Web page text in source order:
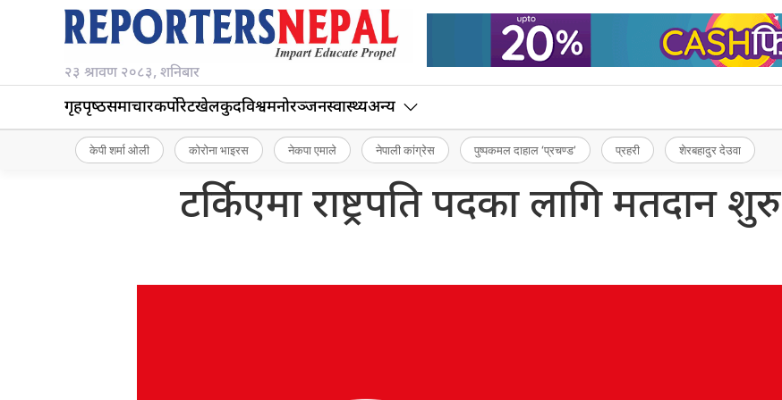
२३ श्रावण २०८३, शनिबार
गृहपृष्‍ठसमाचारकर्पोरेटखेलकुदविश्वमनोरञ्जनस्वास्थ्यअन्य
केपी शर्मा ओली कोरोना भाइरस नेकपा एमाले नेपाली कांग्रेस पुष्पकमल दाहाल ‘प्रचण्ड’ प्रहरी शेरबहादुर देउवा
टर्किएमा राष्ट्रपति पदका लागि मतदान शुरु